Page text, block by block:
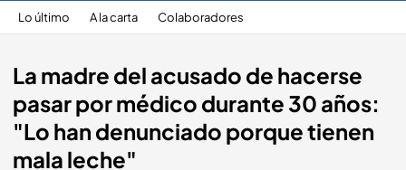
Lo último A la carta Colaboradores
La madre del acusado de hacerse
pasar por médico durante 30 años:
"Lo han denunciado porque tienen
mala leche"